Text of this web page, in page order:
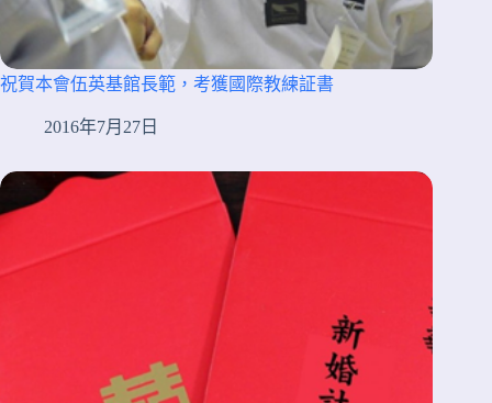
祝賀本會伍英基館長範，考獲國際教練証書
2016年7月27日